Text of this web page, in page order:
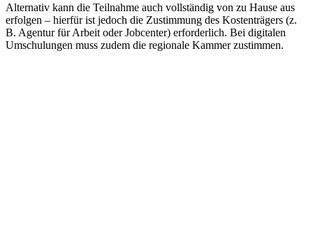
Alternativ kann die Teilnahme auch vollständig von zu Hause aus
erfolgen – hierfür ist jedoch die Zustimmung des Kostenträgers (z.
B. Agentur für Arbeit oder Jobcenter) erforderlich. Bei digitalen
Umschulungen muss zudem die regionale Kammer zustimmen.